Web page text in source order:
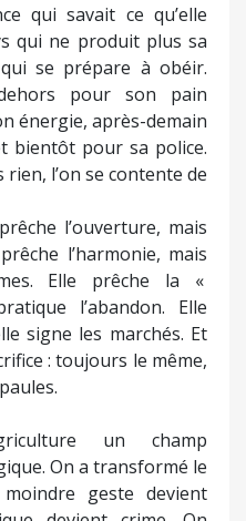
qui savait ce qu’elle
qui ne produit plus sa
se prépare à obéir.
pour son pain
énergie, après-demain
bientôt pour sa police.
l’on se contente de
l’ouverture, mais
l’harmonie, mais
Elle prêche la «
l’abandon. Elle
signe les marchés. Et
: toujours le même,
un champ
On a transformé le
geste devient